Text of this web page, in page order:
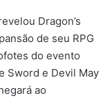
Dragon’s
de seu RPG
do evento
Sword e Devil May
ao